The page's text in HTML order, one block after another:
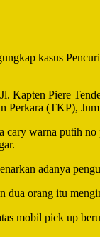
kasus
Kapten Piere
(TKP),
warna putih
adanya
orang itu
mobil pick up